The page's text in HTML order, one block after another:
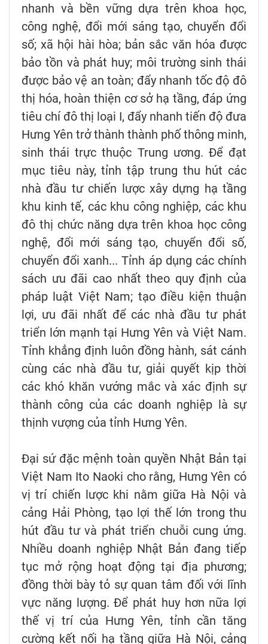
nhanh và bền vững dựa trên khoa học,
công nghệ, đổi mới sáng tạo, chuyển đổi
số; xã hội hài hòa; bản sắc văn hóa được
bảo tồn và phát huy; môi trường sinh thái
được bảo vệ an toàn; đẩy nhanh tốc độ đô
thị hóa, hoàn thiện cơ sở hạ tầng, đáp ứng
tiêu chí đô thị loại I, đẩy nhanh tiến độ đưa
Hưng Yên trở thành thành phố thông minh,
sinh thái trực thuộc Trung ương. Để đạt
mục tiêu này, tỉnh tập trung thu hút các
nhà đầu tư chiến lược xây dựng hạ tầng
khu kinh tế, các khu công nghiệp, các khu
đô thị chức năng dựa trên khoa học công
nghệ, đổi mới sáng tạo, chuyển đổi số,
chuyển đổi xanh... Tỉnh áp dụng các chính
sách ưu đãi cao nhất theo quy định của
pháp luật Việt Nam; tạo điều kiện thuận
lợi, ưu đãi nhất để các nhà đầu tư phát
triển lớn mạnh tại Hưng Yên và Việt Nam.
Tỉnh khẳng định luôn đồng hành, sát cánh
cùng các nhà đầu tư, giải quyết kịp thời
các khó khăn vướng mắc và xác định sự
thành công của các doanh nghiệp là sự
thịnh vượng của tỉnh Hưng Yên.
Đại sứ đặc mệnh toàn quyền Nhật Bản tại
Việt Nam Ito Naoki cho rằng, Hưng Yên có
vị trí chiến lược khi nằm giữa Hà Nội và
cảng Hải Phòng, tạo lợi thế lớn trong thu
hút đầu tư và phát triển chuỗi cung ứng.
Nhiều doanh nghiệp Nhật Bản đang tiếp
tục mở rộng hoạt động tại địa phương;
đồng thời bày tỏ sự quan tâm đối với lĩnh
vực năng lượng. Để phát huy hơn nữa lợi
thế vị trí của Hưng Yên, tỉnh cần tăng
cường kết nối hạ tầng giữa Hà Nội, cảng